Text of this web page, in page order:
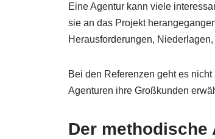
Eine Agentur kann viele
sie an das Projekt
Herausforderungen,
Bei den Referenzen geht es
Agenturen ihre Großkunden
Der methodische